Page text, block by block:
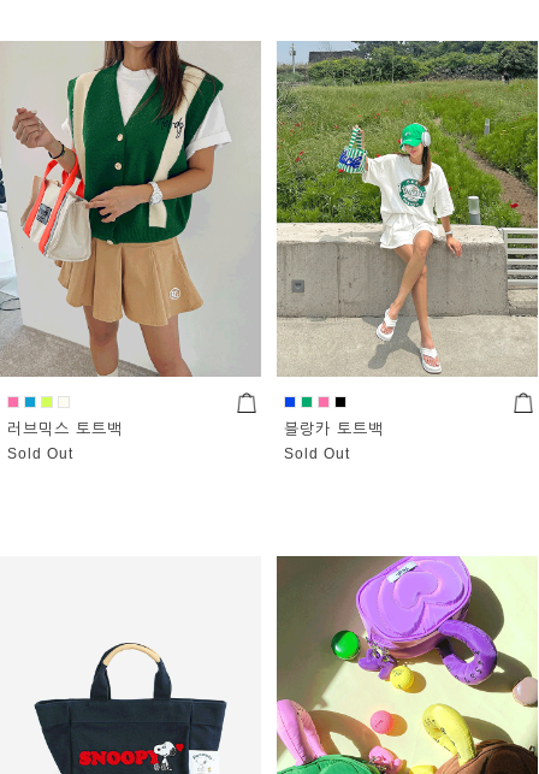
러브믹스 토트백
Sold Out
블랑카 토트백
Sold Out